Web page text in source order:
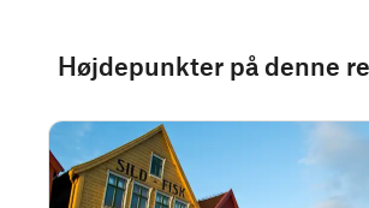
Højdepunkter på denne